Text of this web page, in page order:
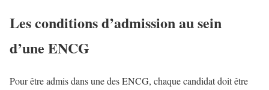
Les conditions d’admission au sein
d’une ENCG
Pour être admis dans une des ENCG, chaque candidat doit être